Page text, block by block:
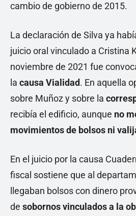
cambio de gobierno de 2015.
La declaración de Silva ya
juicio oral vinculado a Cristina
noviembre de 2021 fue
la causa Vialidad. En aquella
sobre Muñoz y sobre la
recibía el edificio, aunque no
movimientos de bolsos ni
En el juicio por la causa
fiscal sostiene que al
llegaban bolsos con dinero
de sobornos vinculados a la